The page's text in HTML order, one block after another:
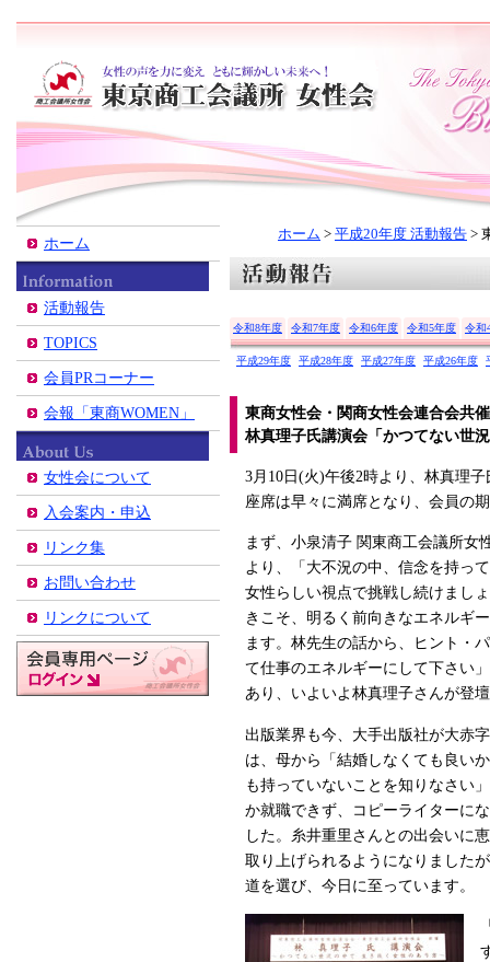
ホーム 平成20年度 活動報告
令和8年度 令和7年度 令和6年度 令和5年度 令和
平成29年度 平成28年度 平成27年度 平成26年度
東商女性会・関商女性会連合会共催
林真理子氏講演会「かつてない世
3月10日(火)午後2時より、林真理
座席は早々に満席となり、会員の
まず、小泉清子 関東商工会議所女
より、「大不況の中、信念を持っ
女性らしい視点で挑戦し続けまし
きこそ、明るく前向きなエネルギ
ます。林先生の話から、ヒント・
て仕事のエネルギーにして下さい
あり、いよいよ林真理子さんが登
出版業界も今、大手出版社が大赤
は、母から「結婚しなくても良い
も持っていないことを知りなさい
か就職できず、コピーライターに
した。糸井重里さんとの出会いに
取り上げられるようになりました
道を選び、今日に至っています。
ホーム
活動報告
TOPICS
会員PRコーナー
会報「東商WOMEN」
女性会について
入会案内・申込
リンク集
お問い合わせ
リンクについて